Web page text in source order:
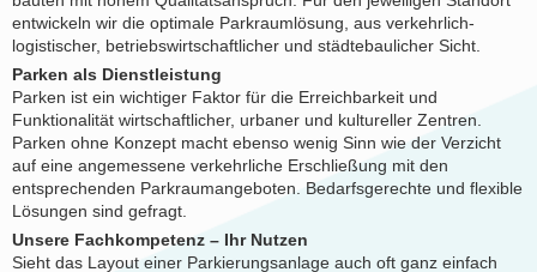
entwickeln wir die optimale Parkraumlösung, aus verkehrlich-
logistischer, betriebswirtschaftlicher und städtebaulicher Sicht.
Parken als Dienstleistung
Parken ist ein wichtiger Faktor für die Erreichbarkeit und
Funktionalität wirtschaftlicher, urbaner und kultureller Zentren.
Parken ohne Konzept macht ebenso wenig Sinn wie der Verzicht
auf eine angemessene verkehrliche Erschließung mit den
entsprechenden Parkraumangeboten. Bedarfsgerechte und flexible
Lösungen sind gefragt.
Unsere Fachkompetenz – Ihr Nutzen
Sieht das Layout einer Parkierungsanlage auch oft ganz einfach